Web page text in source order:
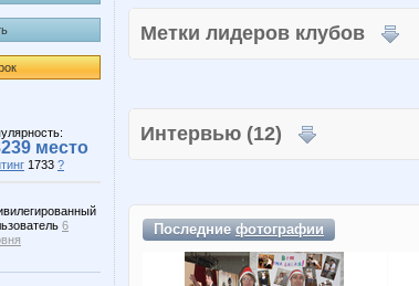
место
1733 ?
6
Метки лидеров клубов
Интервью (12)
Последниефотографии